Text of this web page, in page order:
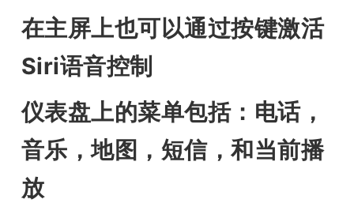
在主屏上也可以通过按键激活
Siri语音控制
仪表盘上的菜单包括：电话，
音乐，地图，短信，和当前播
放